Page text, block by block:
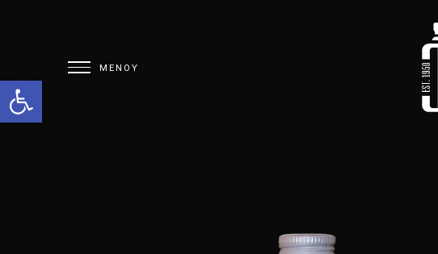
Open toolbar